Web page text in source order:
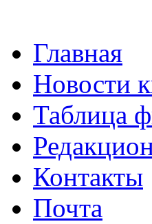
Главная
Новости
Таблица
Контакты
Почта